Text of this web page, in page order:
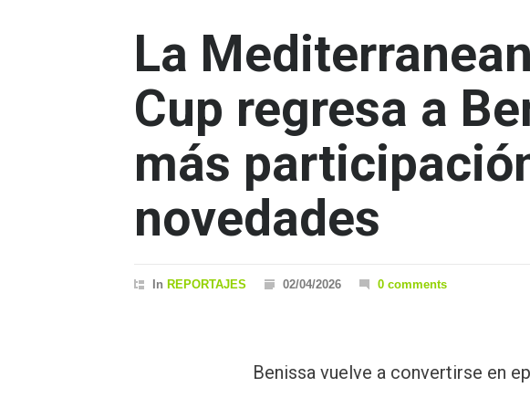
La
Cup regresa a
más
novedades
In REPORTAJES 02/04/2026 0 comments
Benissa vuelve a convertirse en